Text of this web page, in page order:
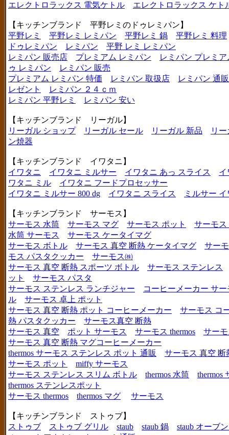
エレクトロラックス 電気ケトル
エレクトロラックス ケト
【キッチンブランド 平野レミのドゥレミパン】
平野レミ
平野レミ レミパン 平野レミ 鍋
平野レミ 料理
ドゥレミパン
レミパン
平野 レミ レミパン
レミパン 販売店
プレミアム レミパン
レミパン プレミア
ゥ レミパン
レミパン 販売
プレミアム レミパン 特価
レミパン 取扱店
レミパン 通販
レゼント
レミパン ２４ｃｍ
レミパン 平野レミ
レミパン 安い
【キッチンブランド リーガル】
リーガル ショップ
リーガル セール リーガル 新品
リ
ン焼器
【キッチンブランド イワタニ】
イワタニ
イワタニ ミルサー イワタニ あっ スライス
イ
ワタニ ミル
イワタニ フードプロセッサー
イワタニ ミルサー 800 dg
イワタニ スライス ミルサー
【キッチンブランド サーモス】
サーモス 水筒
サーモス マグ サーモス ポット
サーモス
水筒 サーモス
サーモス ケータイマグ
サーモス ボトル
サーモス 真空 断熱 ケータイマグ
サー
モス パスタクッカー
サーモス㈱
サーモス 真空 断熱 スポーツ ボトル
サーモス ステンレス
ット
サーモス パスタ
サーモス ステンレス ランチジャー
コーヒーメーカー サー
ル
サーモス 卓上 ポット
サーモス 真空 断熱 ポット コーヒーメーカー
サーモス コ
熱 パスタクッカー
サーモス真空 断熱
サーモス 真空
ポット サーモス サーモス thermos
サー
サーモス 真空 断熱 マグコーヒーメーカー
thermos サーモス ステンレス ポット 通販
サーモス 真空 断
サーモス ポット
miffy サーモス
サーモス ステンレス スリム ボトル
thermos 水筒
thermos
thermos ステンレスポット
サーモス thermos
thermos マグ サーモス
【キッチンブランド ストゥブ】
ストゥブ
ストゥブ グリル staub staub 鍋
staub オーブ